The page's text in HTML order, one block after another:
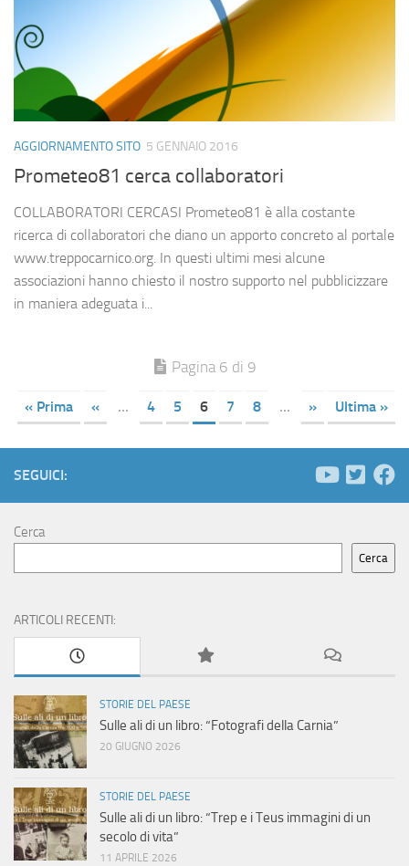
AGGIORNAMENTO SITO 5 GENNAIO 2016
Prometeo81 cerca collaboratori
COLLABORATORI CERCASI Prometeo81 è alla costante
ricerca di collaboratori che diano un apporto concreto al portale
www.treppocarnico.org. In questi ultimi mesi alcune
associazioni hanno chiesto il nostro supporto nel pubblicizzare
in maniera adeguata i...
Pagina 6 di 9
« Prima « ... 4 5 6 7 8 ... » Ultima »
SEGUICI:
Cerca
Cerca
ARTICOLI RECENTI:
STORIE DEL PAESE
Sulle ali di un libro: “Fotografi della Carnia”
20 GIUGNO 2026
STORIE DEL PAESE
Sulle ali di un libro: “Trep e i Teus immagini di un
secolo di vita”
11 APRILE 2026